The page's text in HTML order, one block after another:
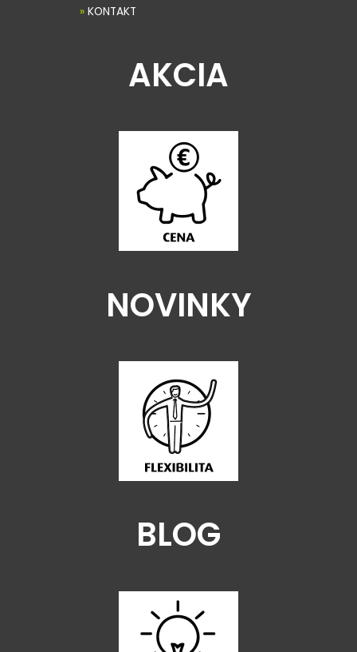
» KONTAKT
AKCIA
NOVINKY
BLOG